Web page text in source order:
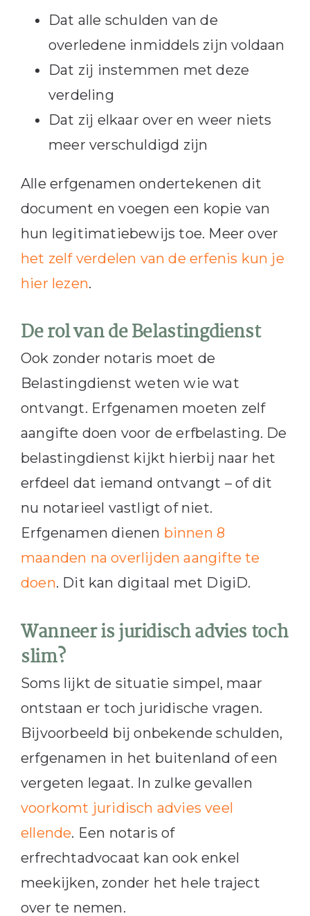
Dat alle schulden van de
overledene inmiddels zijn voldaan
Dat zij instemmen met deze
verdeling
Dat zij elkaar over en weer niets
meer verschuldigd zijn
Alle erfgenamen ondertekenen dit
document en voegen een kopie van
hun legitimatiebewijs toe. Meer over
het zelf verdelen van de erfenis kun je
hier lezen.
De rol van de Belastingdienst
Ook zonder notaris moet de
Belastingdienst weten wie wat
ontvangt. Erfgenamen moeten zelf
aangifte doen voor de erfbelasting. De
belastingdienst kijkt hierbij naar het
erfdeel dat iemand ontvangt – of dit
nu notarieel vastligt of niet.
Erfgenamen dienen binnen 8
maanden na overlijden aangifte te
doen. Dit kan digitaal met DigiD.
Wanneer is juridisch advies toch
slim?
Soms lijkt de situatie simpel, maar
ontstaan er toch juridische vragen.
Bijvoorbeeld bij onbekende schulden,
erfgenamen in het buitenland of een
vergeten legaat. In zulke gevallen
voorkomt juridisch advies veel
ellende. Een notaris of
erfrechtadvocaat kan ook enkel
meekijken, zonder het hele traject
over te nemen.